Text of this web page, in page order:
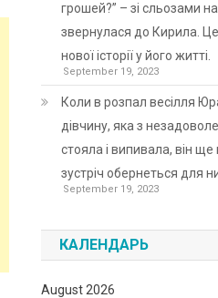
грошей?” – зі сльозами
звернулася до Кирила.
нової історії у його житті.
September 19, 2023
Коли в розпал весілля
дівчину, яка з
стояла і випивала, він
зустріч обернеться для
September 19, 2023
КАЛЕНДАРЬ
August 2026